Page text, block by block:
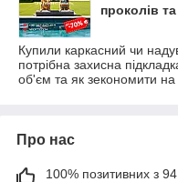
проколів
Купили каркасний чи
потрібна захисна
об'єм та як зекономити на
Про нас
100% позитивних з 94